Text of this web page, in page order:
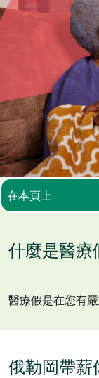
什麼是醫療
醫療假是在您有
俄勒岡帶薪